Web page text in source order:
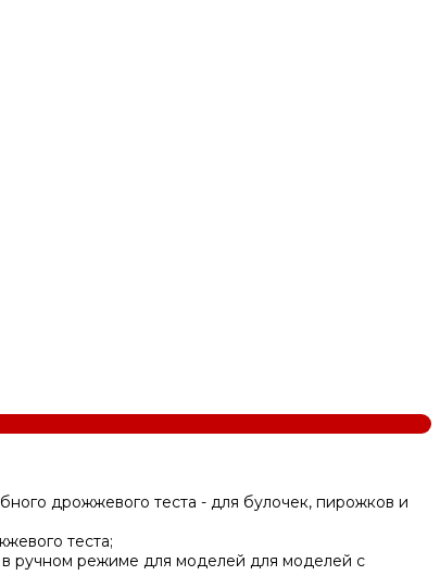
дрожжевого теста - для булочек, пирожков и
теста;
ручном режиме для моделей для моделей с